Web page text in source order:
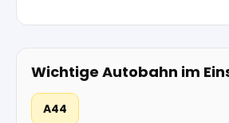
Wichtige Autobahn im
A44